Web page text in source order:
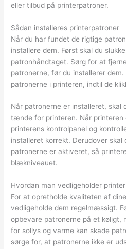
eller tilbud på printerpatroner.
Sådan installeres printerpatroner
Når du har fundet de rigtige
installere dem. Først skal du
patronhåndtaget. Sørg for at
patronerne, før du installerer
patronerne i printeren, indtil de
Når patronerne er installeret, skal
tænde for printeren. Når
printerens kontrolpanel og
installeret korrekt. Derudover skal
patronerne er aktiveret, så
blækniveauet.
Hvordan man vedligeholder
For at opretholde kvaliteten af
vedligeholde dem regelmæssigt.
opbevare patronerne på et køligt,
for sollys og varme kan skade
sørge for, at patronerne ikke er